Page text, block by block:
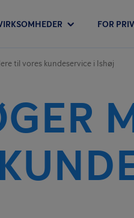
FOR
til vores kundeservice i Ishøj